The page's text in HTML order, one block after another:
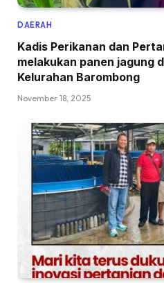
DAERAH
Kadis Perikanan dan
melakukan panen jagung
Kelurahan Barombong
November 18, 2025